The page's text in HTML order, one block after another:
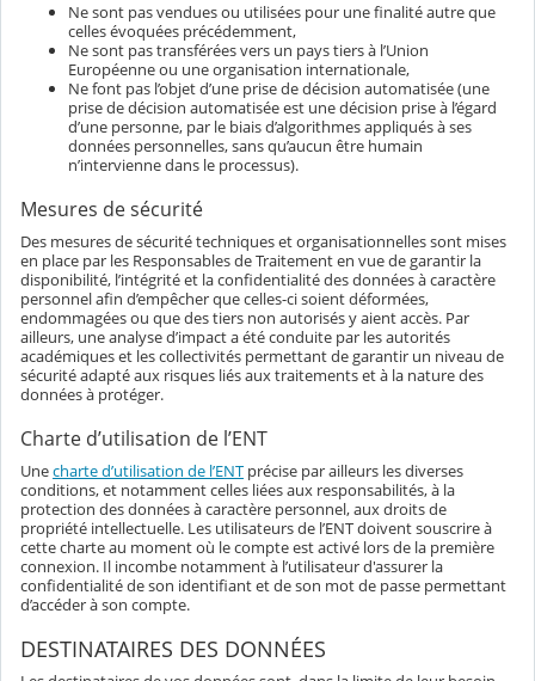
Ne sont pas vendues ou utilisées pour une finalité autre que
celles évoquées précédemment,
Ne sont pas transférées vers un pays tiers à l’Union
Européenne ou une organisation internationale,
Ne font pas l’objet d’une prise de décision automatisée (une
prise de décision automatisée est une décision prise à l’égard
d’une personne, par le biais d’algorithmes appliqués à ses
données personnelles, sans qu’aucun être humain
n’intervienne dans le processus).
Mesures de sécurité
Des mesures de sécurité techniques et organisationnelles sont mises
en place par les Responsables de Traitement en vue de garantir la
disponibilité, l’intégrité et la confidentialité des données à caractère
personnel afin d’empêcher que celles-ci soient déformées,
endommagées ou que des tiers non autorisés y aient accès. Par
ailleurs, une analyse d’impact a été conduite par les autorités
académiques et les collectivités permettant de garantir un niveau de
sécurité adapté aux risques liés aux traitements et à la nature des
données à protéger.
Charte d’utilisation de l’ENT
Unecharte d’utilisation de l’ENT précise par ailleurs les diverses
conditions, et notamment celles liées aux responsabilités, à la
protection des données à caractère personnel, aux droits de
propriété intellectuelle. Les utilisateurs de l’ENT doivent souscrire à
cette charte au moment où le compte est activé lors de la première
connexion. Il incombe notamment à l’utilisateur d'assurer la
confidentialité de son identifiant et de son mot de passe permettant
d’accéder à son compte.
DESTINATAIRES DES DONNÉES